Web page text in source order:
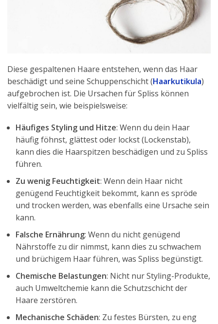
Diese gespaltenen Haare entstehen, wenn das Haar
beschädigt und seine Schuppenschicht (Haarkutikula)
aufgebrochen ist. Die Ursachen für Spliss können
vielfältig sein, wie beispielsweise:
Häufiges Styling und Hitze: Wenn du dein Haar
häufig föhnst, glättest oder lockst (Lockenstab),
kann dies die Haarspitzen beschädigen und zu Spliss
führen.
Zu wenig Feuchtigkeit: Wenn dein Haar nicht
genügend Feuchtigkeit bekommt, kann es spröde
und trocken werden, was ebenfalls eine Ursache sein
kann.
Falsche Ernährung: Wenn du nicht genügend
Nährstoffe zu dir nimmst, kann dies zu schwachem
und brüchigem Haar führen, was Spliss begünstigt.
Chemische Belastungen: Nicht nur Styling-Produkte,
auch Umweltchemie kann die Schutzschicht der
Haare zerstören.
Mechanische Schäden: Zu festes Bürsten, zu eng